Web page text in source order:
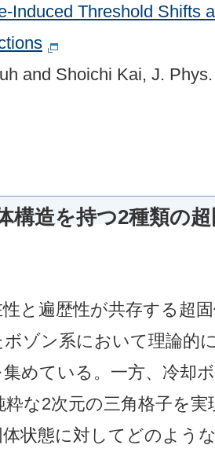
Induced Threshold Shifts
and Shoichi Kai, J.
構造を持つ2種類の
と遍歴性が共存する超
ゾン系において理論的
めている。一方、冷却
粋な2次元の三角格子を
状態に対してどのよう